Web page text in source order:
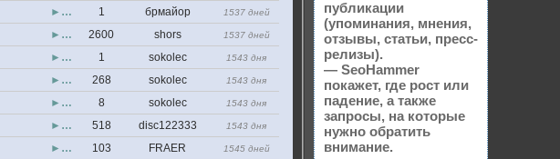
►… 1 брмайор 1537 дней
►… 2600 shors 1537 дней
►… 1 sokolec 1543 дня
►… 268 sokolec 1543 дня
►… 8 sokolec 1543 дня
►… 518 disc122333 1543 дня
►… 103 FRAER 1545 дней
публикации
(упоминания, мнения,
отзывы, статьи, пресс-
релизы).
— SeoHammer
покажет, где рост или
падение, а также
запросы, на которые
нужно обратить
внимание.